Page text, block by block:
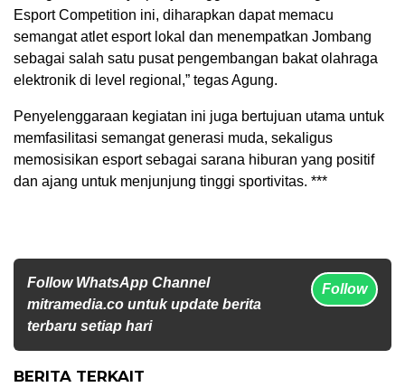
Esport Competition ini, diharapkan dapat memacu
semangat atlet esport lokal dan menempatkan Jombang
sebagai salah satu pusat pengembangan bakat olahraga
elektronik di level regional,” tegas Agung.
Penyelenggaraan kegiatan ini juga bertujuan utama untuk
memfasilitasi semangat generasi muda, sekaligus
memosisikan esport sebagai sarana hiburan yang positif
dan ajang untuk menjunjung tinggi sportivitas. ***
Follow WhatsApp Channel
mitramedia.co untuk update berita
terbaru setiap hari
Follow
BERITA TERKAIT